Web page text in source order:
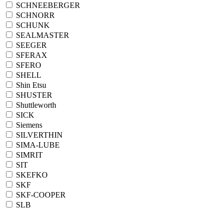
SCHNEEBERGER
SCHNORR
SCHUNK
SEALMASTER
SEEGER
SFERAX
SFERO
SHELL
Shin Etsu
SHUSTER
Shuttleworth
SICK
Siemens
SILVERTHIN
SIMA-LUBE
SIMRIT
SIT
SKEFKO
SKF
SKF-COOPER
SLB